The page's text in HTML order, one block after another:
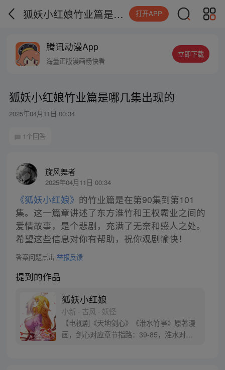
狐妖小红娘竹业篇是哪几集出现的 打开APP
腾讯动漫App
海量正版漫画畅快看
立即下载
狐妖小红娘竹业篇是哪几集出现的
2025年04月11日 00:34
1个回答
旋风舞者
2025年04月11日 00:34
《狐妖小红娘》 的竹业篇是在第90集到第101
集。这一篇章讲述了东方淮竹和王权霸业之间的
爱情故事，是个悲剧，充满了无奈和感人之处。
希望这些信息对你有帮助，祝你观剧愉快！
答案问题点击 举报反馈
提到的作品
狐妖小红娘
小新 · 古风 · 妖怪
【电视剧《天地剑心》《淮水竹亭》原著漫
画，剑心对应章节指路：39-85，淮水对应